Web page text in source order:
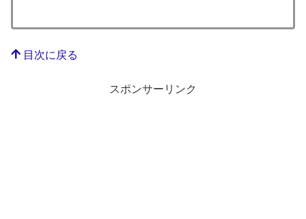
目次に戻る
スポンサーリンク